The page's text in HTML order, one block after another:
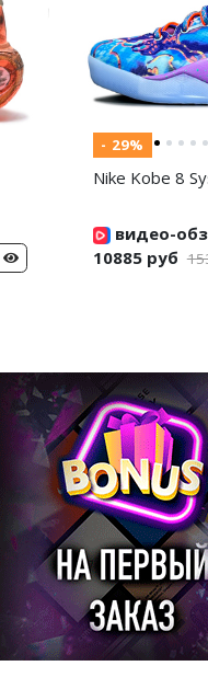
- 29%
Nike Kobe 8
видео-
10885 руб